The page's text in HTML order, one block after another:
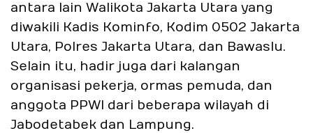
antara lain Walikota Jakarta Utara yang
diwakili Kadis Kominfo, Kodim 0502 Jakarta
Utara, Polres Jakarta Utara, dan Bawaslu.
Selain itu, hadir juga dari kalangan
organisasi pekerja, ormas pemuda, dan
anggota PPWI dari beberapa wilayah di
Jabodetabek dan Lampung.